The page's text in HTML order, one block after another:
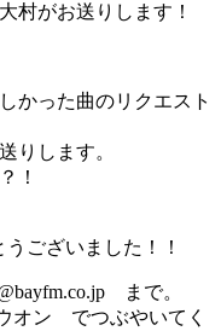
村がお送りします！
かった曲のリクエスト
りします。
！
ございました！！
まで。
オン でつぶやいてく